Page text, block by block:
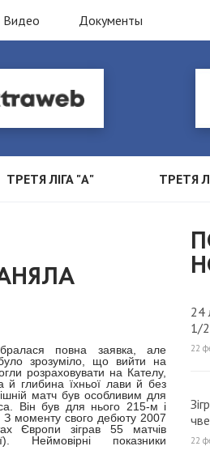
Видео Документы
ТРЕТЯ ЛІГА "А" ТРЕТЯ
повна заявка, але
зрозуміло, що вийти на
розраховувати на Кателу,
й глибина їхньої лави й без
матч був особливим для
Він був для нього 215-м і
З моменту свого дебюту 2007
Європи зіграв 55 матчів
Неймовірні показники
24
1/
22
22